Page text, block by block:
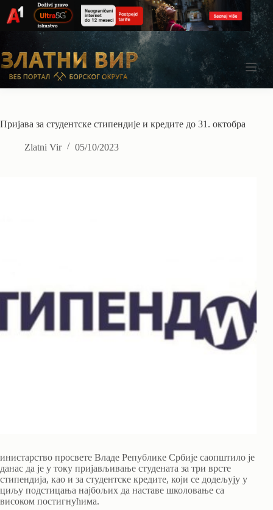
content
Пријава за студентске стипендије и кредите до 31. октобра
Zlatni Vir 05/10/2023
инистарство просвете Владе Републике Србије саопштило је
данас да је у току пријављивање студената за три врсте
стипендија, као и за студентске кредите, који се додељују у
циљу подстицања најбољих да наставе школовање са
високом постигнућима.